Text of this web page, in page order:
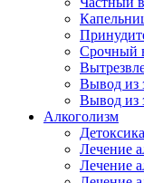
Срочный
Вывод из
Вывод из
Алкоголизм
Лечение
Лечение